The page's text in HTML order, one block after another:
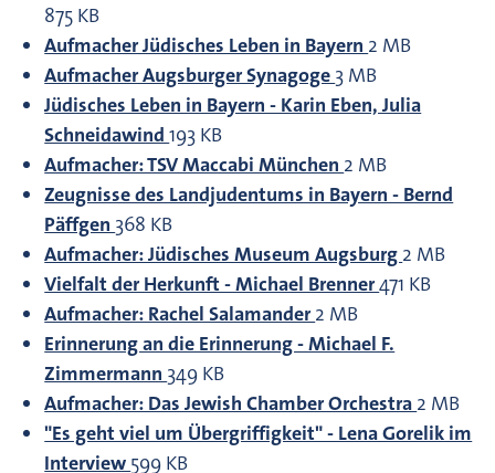
875 KB
Aufmacher Jüdisches Leben in Bayern 2 MB
Aufmacher Augsburger Synagoge 3 MB
Jüdisches Leben in Bayern - Karin Eben, Julia
Schneidawind193 KB
Aufmacher: TSV Maccabi München 2 MB
Zeugnisse des Landjudentums in Bayern - Bernd
Päffgen 368 KB
Aufmacher: Jüdisches Museum Augsburg 2 MB
Vielfalt der Herkunft - Michael Brenner471 KB
Aufmacher: Rachel Salamander 2 MB
Erinnerung an die Erinnerung - Michael F.
Zimmermann 349 KB
Aufmacher: Das Jewish Chamber Orchestra 2 MB
"Es geht viel um Übergriffigkeit" - Lena Gorelik im
Interview 599 KB